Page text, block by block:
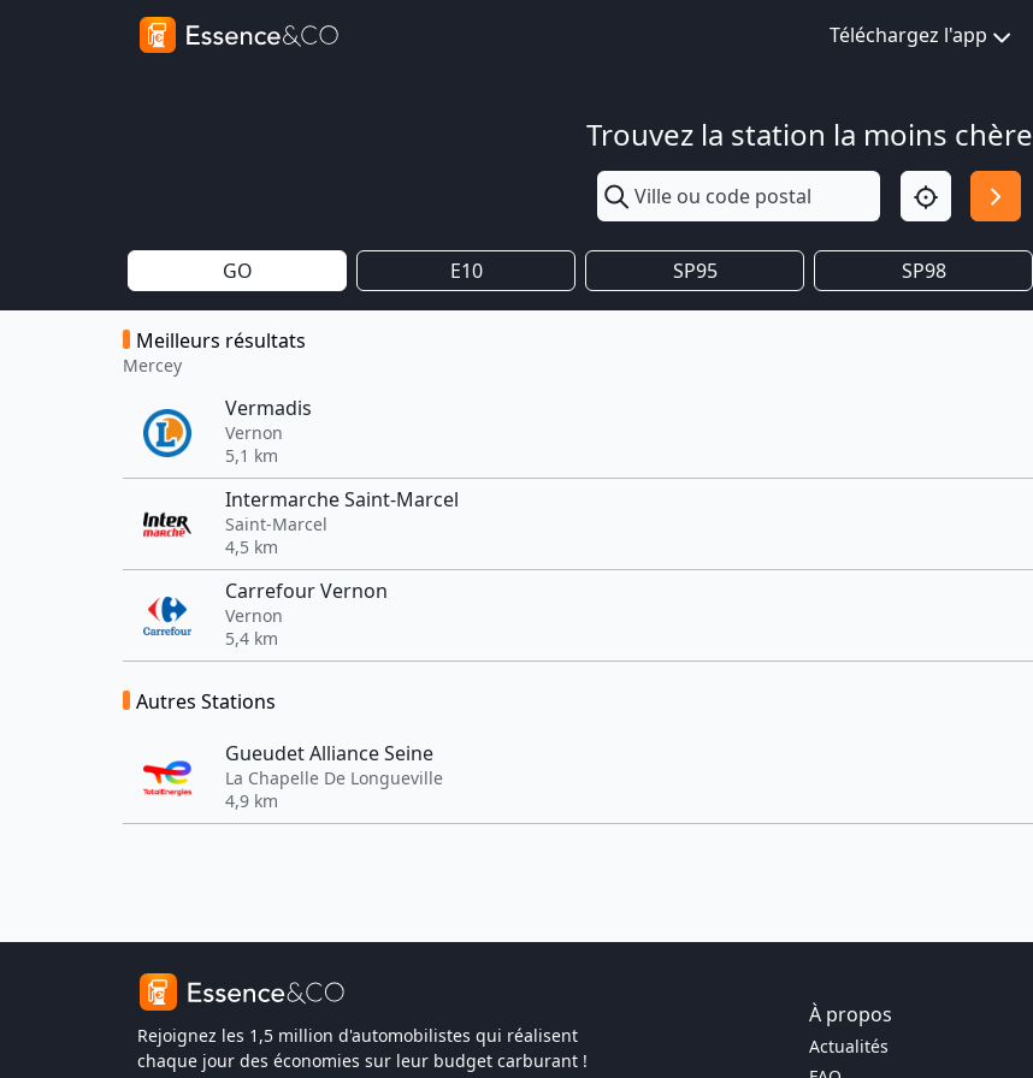
Téléchargez l'app
Trouvez la station la moins chère
GO E10 SP95 SP98
Meilleurs résultats
Mercey
Vermadis
Vernon
5,1 km
Intermarche Saint-Marcel
Saint-Marcel
4,5 km
Carrefour Vernon
Vernon
5,4 km
Autres Stations
Gueudet Alliance Seine
La Chapelle De Longueville
4,9 km
Rejoignez les 1,5 million d'automobilistes qui réalisent
chaque jour des économies sur leur budget carburant !
À propos
Actualités